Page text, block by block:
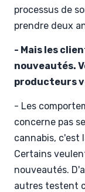
processus de
prendre deux
- Mais les
nouveautés.
producteurs
- Les
concerne pas
cannabis, c'est
Certains
nouveautés.
autres testent